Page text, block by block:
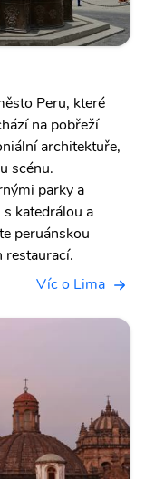
Peru, které
na pobřeží
architektuře,
scénu.
parky a
katedrálou a
peruánskou
restaurací.
Víc o Lima